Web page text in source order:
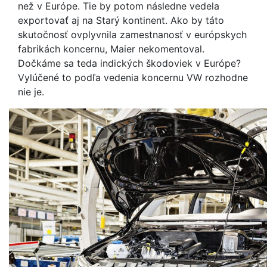
než v Európe. Tie by potom následne vedela
exportovať aj na Starý kontinent. Ako by táto
skutočnosť ovplyvnila zamestnanosť v európskych
fabrikách koncernu, Maier nekomentoval.
Dočkáme sa teda indických škodoviek v Európe?
Vylúčené to podľa vedenia koncernu VW rozhodne
nie je.